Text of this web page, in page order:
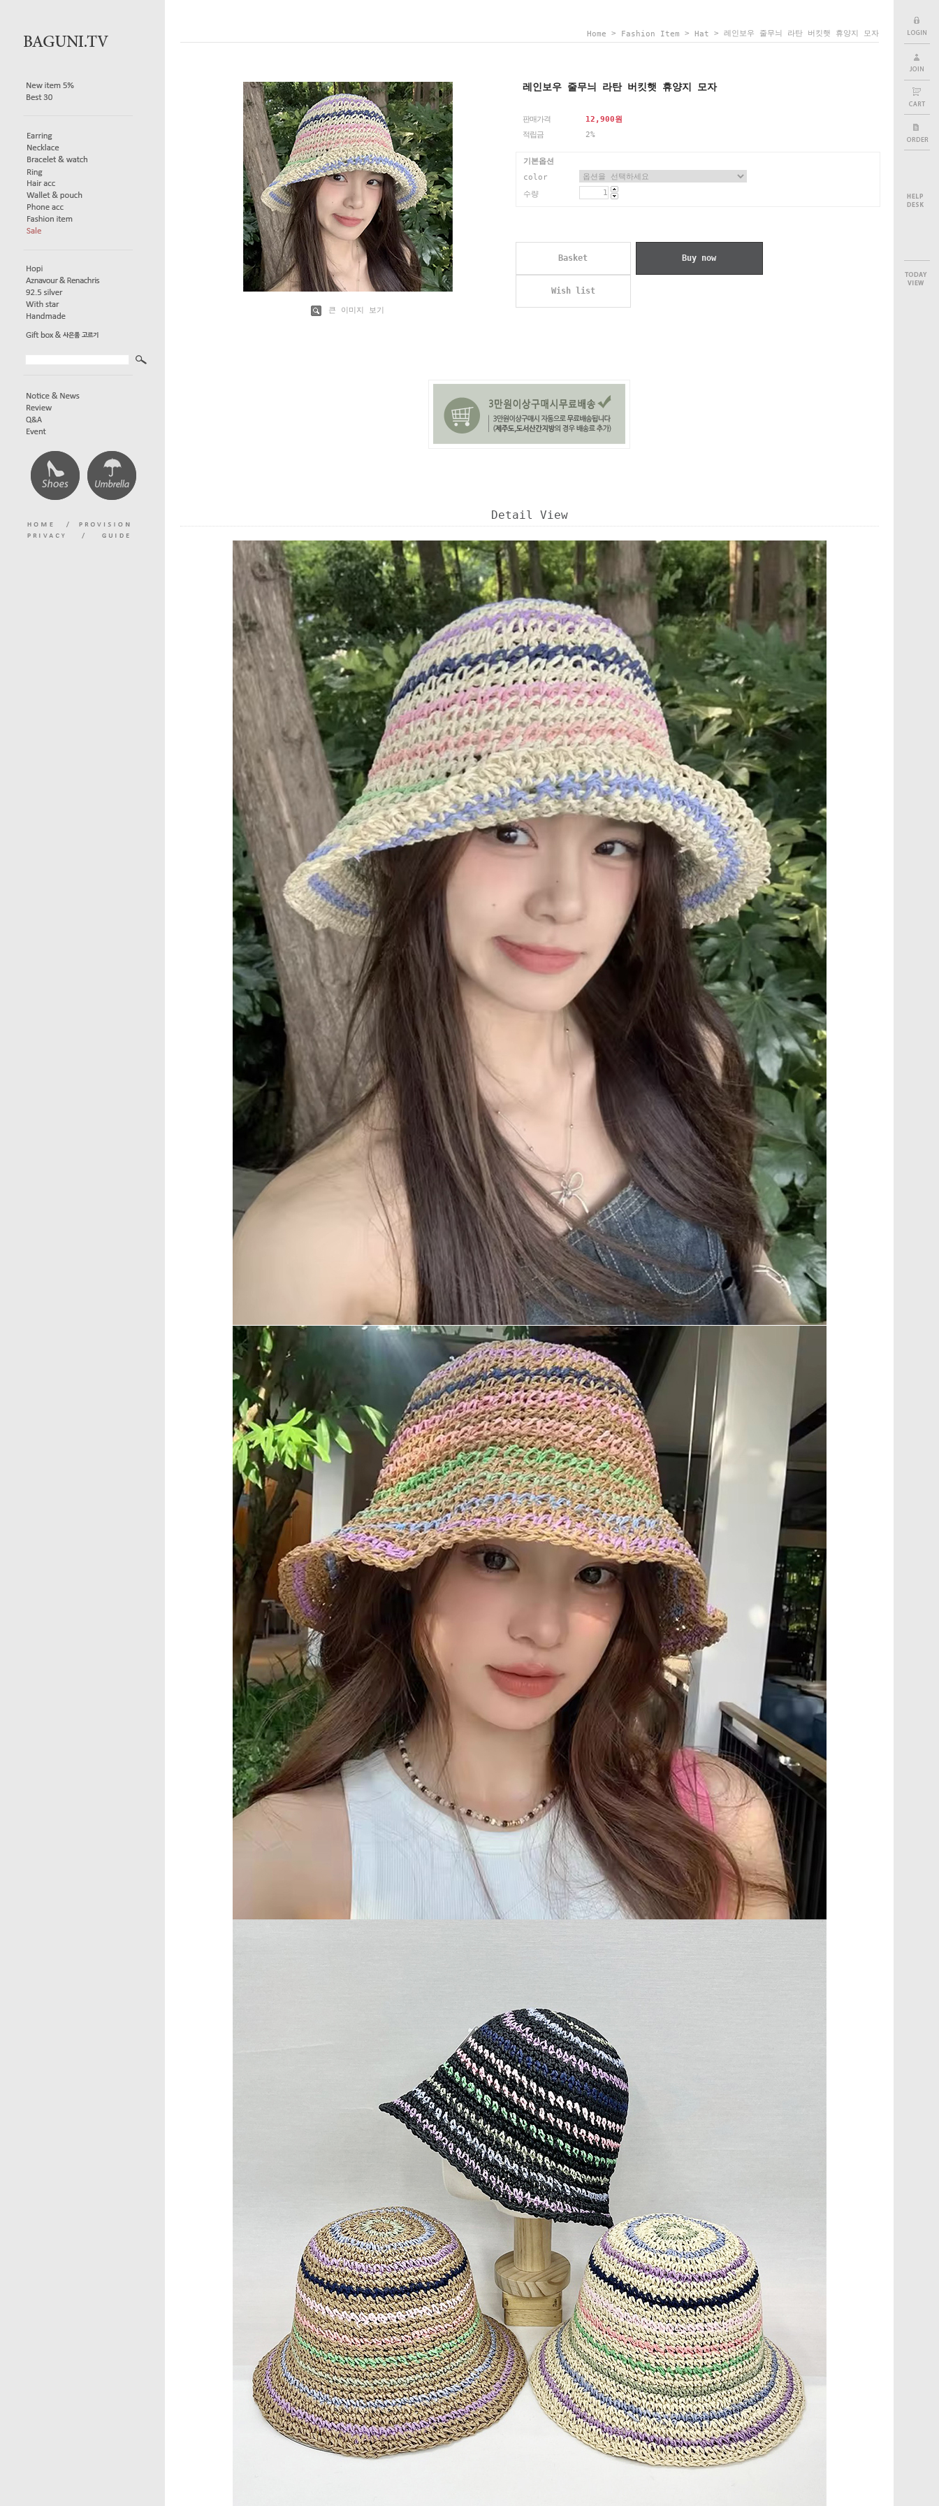
Home > Fashion Item > Hat > 레인보우 줄무늬 라탄 버킷햇 휴양지 모자
큰 이미지 보기
레인보우 줄무늬 라탄 버킷햇 휴양지 모자
판매가격 12,900원
적립금
2%
기본옵션
color
수량
Basket Buy now
Wish list
Detail View